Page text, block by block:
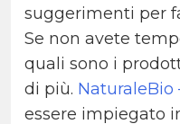
suggerimenti per
Se non avete
quali sono i
di più. NaturaleBio
essere impiegato